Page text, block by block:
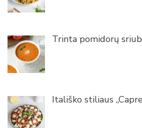
Trinta pomidorų
Itališko stiliaus